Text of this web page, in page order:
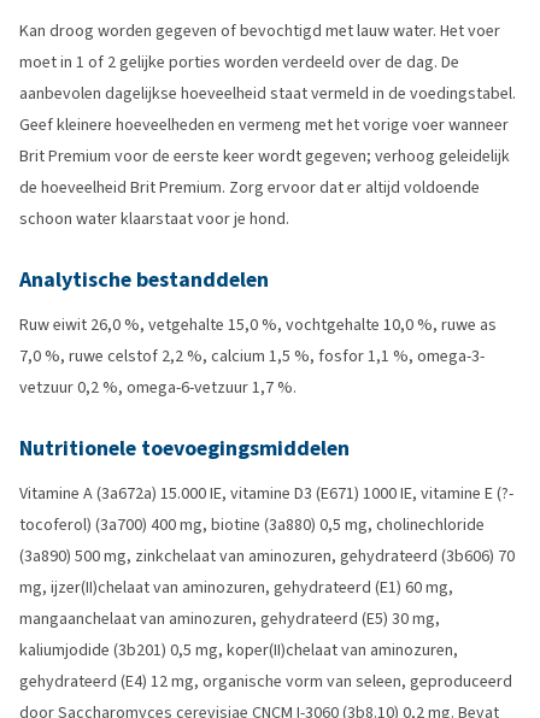
Kan droog worden gegeven of bevochtigd met lauw water. Het voer
moet in 1 of 2 gelijke porties worden verdeeld over de dag. De
aanbevolen dagelijkse hoeveelheid staat vermeld in de voedingstabel.
Geef kleinere hoeveelheden en vermeng met het vorige voer wanneer
Brit Premium voor de eerste keer wordt gegeven; verhoog geleidelijk
de hoeveelheid Brit Premium. Zorg ervoor dat er altijd voldoende
schoon water klaarstaat voor je hond.
Analytische bestanddelen
Ruw eiwit 26,0 %, vetgehalte 15,0 %, vochtgehalte 10,0 %, ruwe as
7,0 %, ruwe celstof 2,2 %, calcium 1,5 %, fosfor 1,1 %, omega-3-
vetzuur 0,2 %, omega-6-vetzuur 1,7 %.
Nutritionele toevoegingsmiddelen
Vitamine A (3a672a) 15.000 IE, vitamine D3 (E671) 1000 IE, vitamine E (?-
tocoferol) (3a700) 400 mg, biotine (3a880) 0,5 mg, cholinechloride
(3a890) 500 mg, zinkchelaat van aminozuren, gehydrateerd (3b606) 70
mg, ijzer(II)chelaat van aminozuren, gehydrateerd (E1) 60 mg,
mangaanchelaat van aminozuren, gehydrateerd (E5) 30 mg,
kaliumjodide (3b201) 0,5 mg, koper(II)chelaat van aminozuren,
gehydrateerd (E4) 12 mg, organische vorm van seleen, geproduceerd
door Saccharomyces cerevisiae CNCM I-3060 (3b8.10) 0,2 mg. Bevat